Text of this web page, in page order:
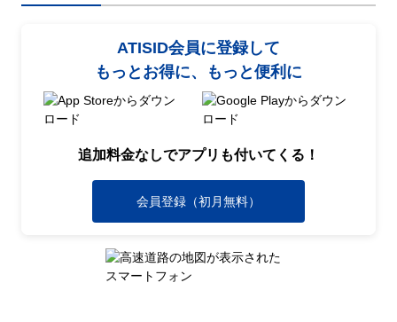
ATISID会員に登録して
もっとお得に、もっと便利に
追加料金なしでアプリも付いてくる！
会員登録（初月無料）